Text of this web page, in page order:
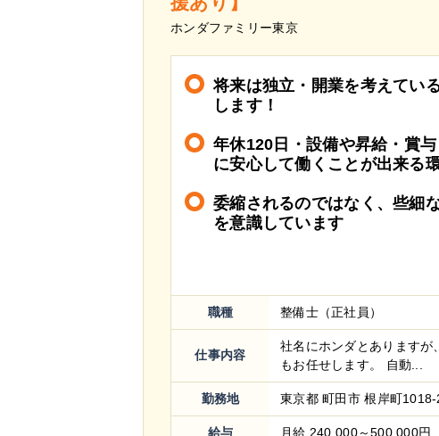
ホンダファミリー東京
将来は独立・開業を考えてい
します！
年休120日・設備や昇給・賞
に安心して働くことが出来る
委縮されるのではなく、些細
を意識しています
職種 整備士（正社員）
仕事内容
社名にホンダとありますが
もお任せします。 自動...
勤務地 東京都 町田市 根岸町1018-
給与 月給 240,000～500,000円